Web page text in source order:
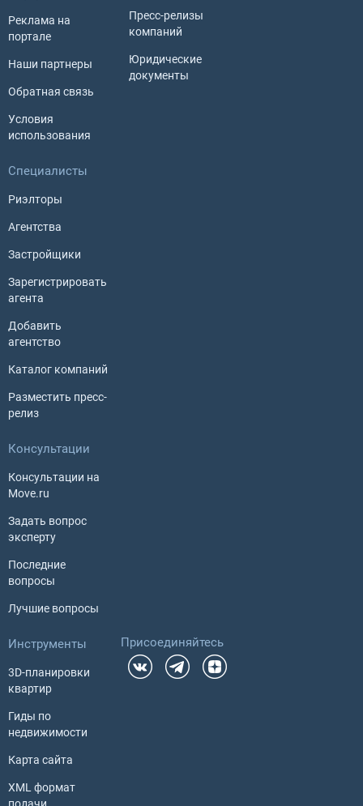
Реклама на
портале
Наши партнеры
Обратная связь
Условия
использования
Пресс-релизы
компаний
Юридические
документы
Специалисты
Риэлторы
Агентства
Застройщики
Зарегистрировать
агента
Добавить
агентство
Каталог компаний
Разместить пресс-
релиз
Консультации
Консультации на
Move.ru
Задать вопрос
эксперту
Последние
вопросы
Лучшие вопросы
Инструменты
3D-планировки
квартир
Гиды по
недвижимости
Карта сайта
XML формат
Присоединяйтесь